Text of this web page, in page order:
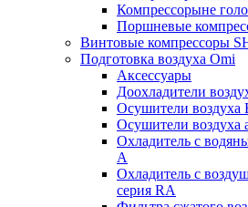
Компрессорыне
Поршневые
Винтовые компрессоры
Подготовка воздуха Omi
Аксессуары
Доохладители
Осушители воздуха
Осушители воздуха
Охладитель с
A
Охладитель с
серия RA